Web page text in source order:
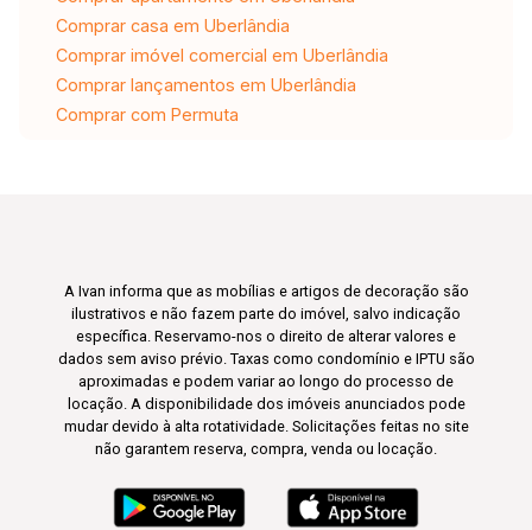
Comprar casa em Uberlândia
Comprar imóvel comercial em Uberlândia
Comprar lançamentos em Uberlândia
Comprar com Permuta
A Ivan informa que as mobílias e artigos de decoração são
ilustrativos e não fazem parte do imóvel, salvo indicação
específica. Reservamo-nos o direito de alterar valores e
dados sem aviso prévio. Taxas como condomínio e IPTU são
aproximadas e podem variar ao longo do processo de
locação. A disponibilidade dos imóveis anunciados pode
mudar devido à alta rotatividade. Solicitações feitas no site
não garantem reserva, compra, venda ou locação.